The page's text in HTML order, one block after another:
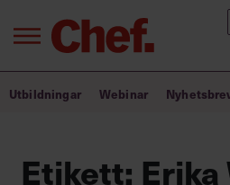
Bra ledare
Utbildningar Webinar
Etikett: